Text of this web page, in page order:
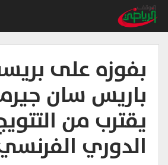
بفوزه على
باريس سان
يقترب من
الدوري الفرنسي